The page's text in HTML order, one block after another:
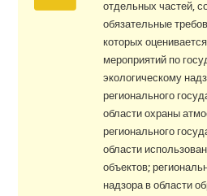
отдельных частей,
обязательные
которых
мероприятий по
экологическому
регионального
области охраны
регионального
области
объектов;
надзора в области